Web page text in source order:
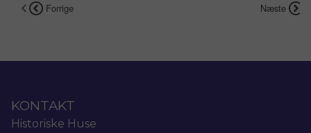
Forrige Næste
KONTAKT
Historiske Huse